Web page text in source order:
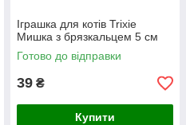
Іграшка для котів Trixie
Мишка з брязкальцем 5 см
Готово до відправки
39 ₴
Купити